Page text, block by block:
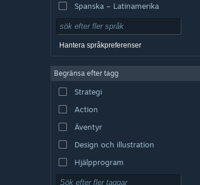
Spanska – Latinamerika
Hantera språkpreferenser
Begränsa efter tagg
Strategi
Action
Äventyr
Design och illustration
Hjälpprogram
Gratis att spela